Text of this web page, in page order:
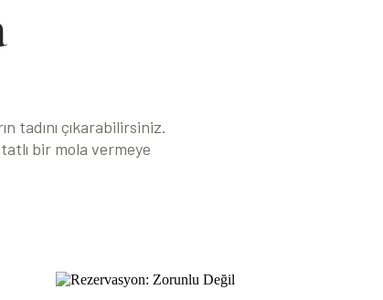
tadını çıkarabilirsiniz.
bir mola vermeye